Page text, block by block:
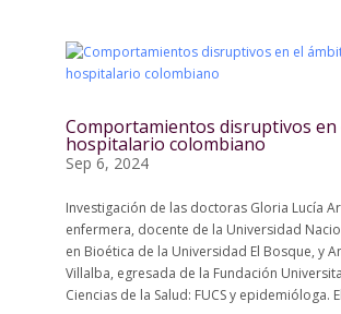
Comportamientos disruptivos en
hospitalario colombiano
Sep 6, 2024
Investigación de las doctoras Gloria Lucía
enfermera, docente de la Universidad
en Bioética de la Universidad El Bosque, y
Villalba, egresada de la Fundación
Ciencias de la Salud: FUCS y epidemióloga.